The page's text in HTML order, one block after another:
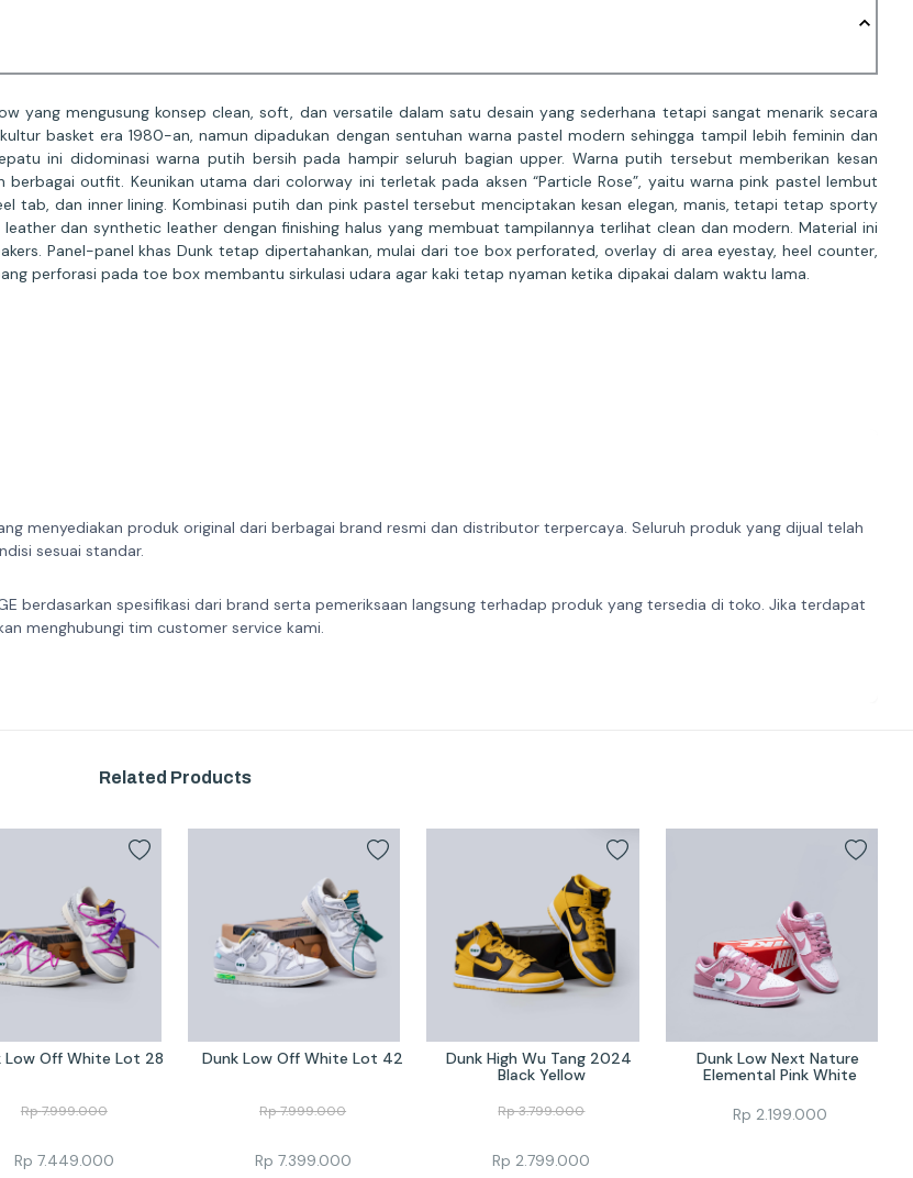
yang mengusung konsep clean, soft, dan versatile dalam satu desain yang sederhana tetapi sangat menarik secara
basket era 1980-an, namun dipadukan dengan sentuhan warna pastel modern sehingga tampil lebih feminin dan
ini didominasi warna putih bersih pada hampir seluruh bagian upper. Warna putih tersebut memberikan kesan
outfit. Keunikan utama dari colorway ini terletak pada aksen “Particle Rose”, yaitu warna pink pastel lembut
tab, dan inner lining. Kombinasi putih dan pink pastel tersebut menciptakan kesan elegan, manis, tetapi tetap sporty
dan synthetic leather dengan finishing halus yang membuat tampilannya terlihat clean dan modern. Material ini
Panel-panel khas Dunk tetap dipertahankan, mulai dari toe box perforated, overlay di area eyestay, heel counter,
perforasi pada toe box membantu sirkulasi udara agar kaki tetap nyaman ketika dipakai dalam waktu lama.
menyediakan produk original dari berbagai brand resmi dan distributor terpercaya. Seluruh produk yang dijual telah
sesuai standar.
berdasarkan spesifikasi dari brand serta pemeriksaan langsung terhadap produk yang tersedia di toko. Jika terdapat
menghubungi tim customer service kami.
Related Products
Low Off White Lot 28
Rp7.999.000
Rp 7.449.000
Dunk Low Off White Lot 42
Rp7.999.000
Rp 7.399.000
Dunk High Wu Tang 2024
Black Yellow
Rp3.799.000
Rp 2.799.000
Dunk Low Next Nature
Elemental Pink White
Rp 2.199.000